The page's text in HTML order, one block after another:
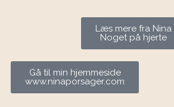
Læs mere fra Nina
Noget på hjerte
Gå til min hjemmeside
www.ninaporsager.com